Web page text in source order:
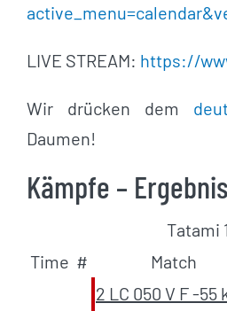
LIVE STREAM: https://
Wir drücken dem
Daumen!
Kämpfe –
Tatami
Time # Match
2 LC 050 V F -55